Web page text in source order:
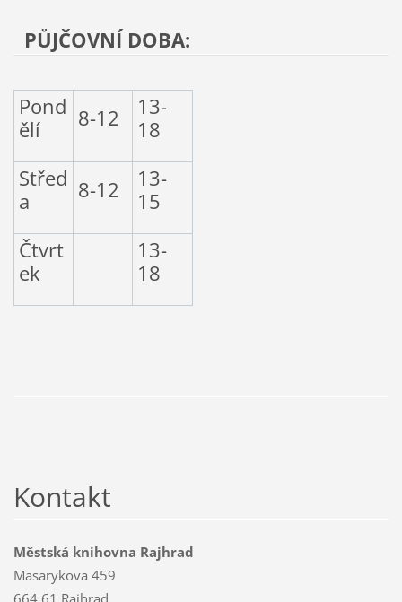
PŮJČOVNÍ DOBA:
Pond
ělí
8-12
13-
18
Střed
a
8-12
13-
15
Čtvrt
ek
13-
18
Kontakt
Městská knihovna Rajhrad
Masarykova 459